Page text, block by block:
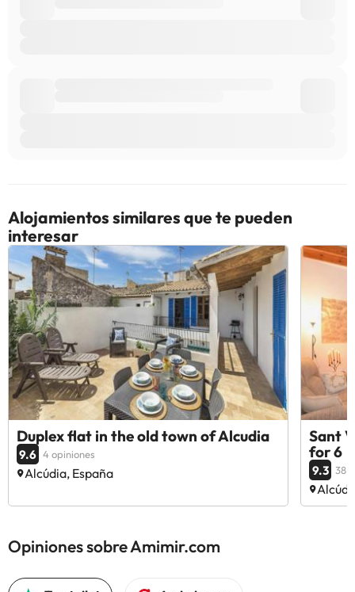
Alojamientos similares que te pueden
interesar
Duplex flat in the old town of Alcudia
9.6 4 opiniones
Alcúdia, España
Sant
for 6
9.3 38
Opiniones sobre Amimir.com